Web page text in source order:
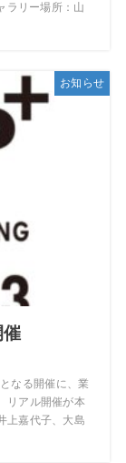
ラリー場所：山
お知らせ
なる開催に、業
リアル開催が本
上嘉代子、大島